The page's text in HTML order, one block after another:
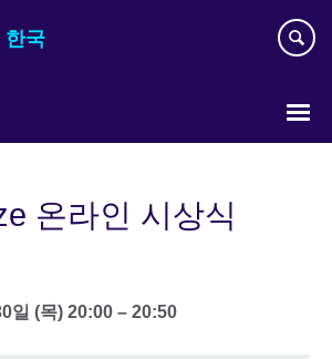
한국
온라인 시상식
일 (목)20:00 –20:50